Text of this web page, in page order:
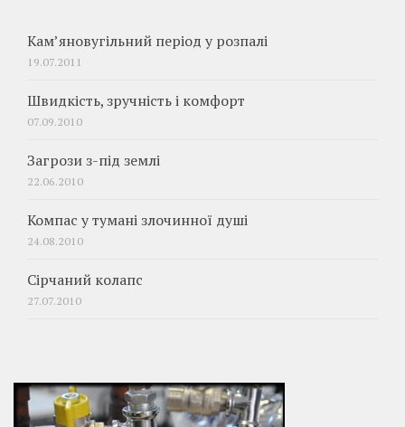
Кам’яновугільний період у розпалі
19.07.2011
Швидкість, зручність і комфорт
07.09.2010
Загрози з-під землі
22.06.2010
Компас у тумані злочинної душі
24.08.2010
Сірчаний колапс
27.07.2010